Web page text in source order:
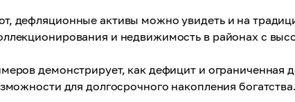
дефляционные активы можно увидеть и на
и недвижимость в районах с
демонстрирует, как дефицит и ограниченная
для долгосрочного накопления богатства.